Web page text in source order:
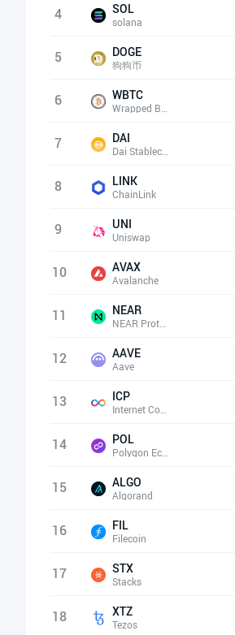
4 SOL
solana
5 DOGE
狗狗币
6 WBTC
7 DAI
8 LINK
ChainLink
9 UNI
Uniswap
10 AVAX
Avalanche
11 NEAR
12 AAVE
Aave
13 ICP
14 POL
15 ALGO
Algorand
16 FIL
Filecoin
17 STX
Stacks
18 XTZ
Tezos